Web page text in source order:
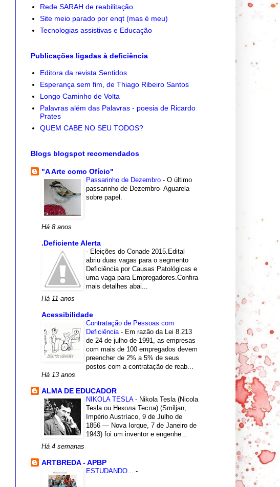
Rede SARAH de reabilitação
Site meio parado por enqt (mas é meu)
Tecnologias assistivas e Educação
Publicações ligadas à deficiência
Editora da revista Sentidos
Esperança sem fim, de Thiago Ribeiro Santos
Longo Caminho de Volta
Palavras além das Palavras - poesia de Ricardo
Prates
QUEM CABE NO SEU TODOS?
Blogs blogspot recomendados
"A Arte como Ofício"
Passarinho de Dezembro - O último
passarinho de Dezembro- Aguarela
sobre papel.
Há 8 anos
.Deficiente Alerta
- Eleições do Conade 2015.Edital
abriu duas vagas para o segmento
Deficiência por Causas Patológicas e
uma vaga para Empregadores.Confira
mais detalhes abai...
Há 11 anos
Acessibilidade
Contratação de Pessoas com
Deficiência - Em razão da Lei 8.213
de 24 de julho de 1991, as empresas
com mais de 100 empregados devem
preencher de 2% a 5% de seus
postos com a contratação de reab...
Há 13 anos
ALMA DE EDUCADOR
NIKOLA TESLA - Nikola Tesla (Nicola
Tesla ou Никола Тесла) (Smiljan,
Império Austríaco, 9 de Julho de
1856 — Nova Iorque, 7 de Janeiro de
1943) foi um inventor e engenhe...
Há 4 semanas
ARTBREDA - APBP
ESTUDANDO... -